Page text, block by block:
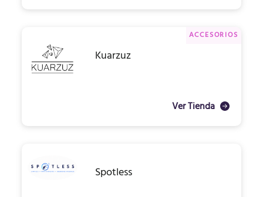
ACCESORIOS
Kuarzuz
Ver Tienda
Spotless